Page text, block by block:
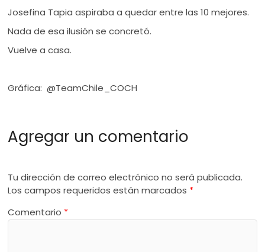
Josefina Tapia aspiraba a quedar entre las 10 mejores.
Nada de esa ilusión se concretó.
Vuelve a casa.
Gráfica: @TeamChile_COCH
Agregar un comentario
Tu dirección de correo electrónico no será publicada.
Los campos requeridos están marcados *
Comentario *